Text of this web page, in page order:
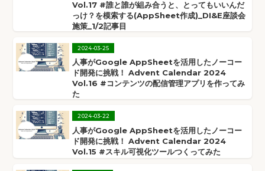
Vol.17 #誰と誰が組み合うと、とってもいいんだ
っけ？を模索する(AppSheet作成)_DI&E座談会
施策_1/2記事目
2024-03-25
人事がGoogle AppSheetを活用したノーコー
ド開発に挑戦！ Advent Calendar 2024
Vol.16 #コンテンツの配信管理アプリを作ってみ
た
2024-03-22
人事がGoogle AppSheetを活用したノーコー
ド開発に挑戦！ Advent Calendar 2024
Vol.15 #スキル可視化ツールつくってみた